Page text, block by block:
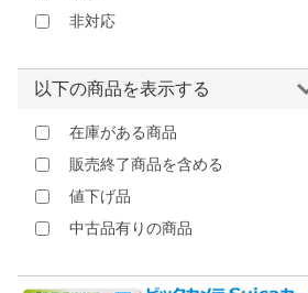
【2026年】コードレス掃除機の
に商品を紹介
非対応
以下の商品を表示する
在庫がある商品
販売終了商品を含める
値下げ品
中古品有りの商品